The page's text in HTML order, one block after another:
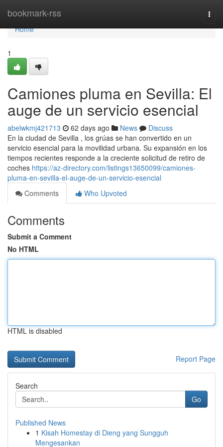
bookmark-rss
Home
Home
1
Camiones pluma en Sevilla: El
auge de un servicio esencial
abelwkmj421713 62 days ago News
Discuss
En la ciudad de Sevilla , los grúas se han convertido en un
servicio esencial para la movilidad urbana. Su expansión en los
tiempos recientes responde a la creciente solicitud de retiro de
coches https://az-directory.com/listings13650099/camiones-
pluma-en-sevilla-el-auge-de-un-servicio-esencial
Comments
Who Upvoted
Comments
Submit a Comment
No HTML
HTML is disabled
Report Page
Search
Go
Published News
1 Kisah Homestay di Dieng yang Sungguh
Mengesankan